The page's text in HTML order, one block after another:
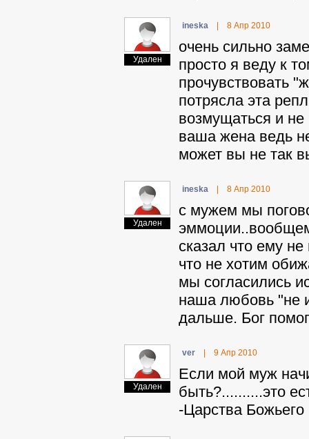
Удален
ineska 8 Апр 2010
очень сильно
просто я веду к
прочувствовать
потрясла эта
возмущаться и не
ваша жена ведь
может вы не так
Удален
ineska 8 Апр 2010
с мужем мы
сказал что ему
что не хотим
мы согласились
наша любовь "не
дальше. Бог
Удален
ver 9 Апр 2010
Если мой муж
быть?..........это
-Царства